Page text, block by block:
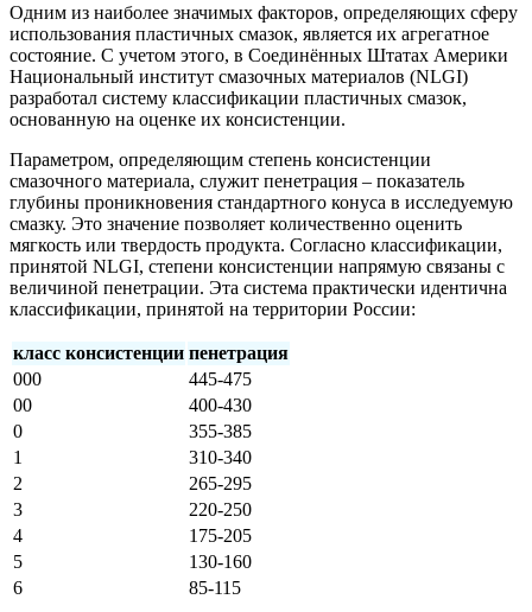
Одним из наиболее значимых факторов, определяющих сферу
использования пластичных смазок, является их агрегатное
состояние. С учетом этого, в Соединённых Штатах Америки
Национальный институт смазочных материалов (NLGI)
разработал систему классификации пластичных смазок,
основанную на оценке их консистенции.
Параметром, определяющим степень консистенции
смазочного материала, служит пенетрация – показатель
глубины проникновения стандартного конуса в исследуемую
смазку. Это значение позволяет количественно оценить
мягкость или твердость продукта. Согласно классификации,
принятой NLGI, степени консистенции напрямую связаны с
величиной пенетрации. Эта система практически идентична
классификации, принятой на территории России:
класс консистенции пенетрация
000
445-475
00
400-430
0
355-385
1
310-340
2
265-295
3
220-250
4
175-205
5
130-160
6
85-115